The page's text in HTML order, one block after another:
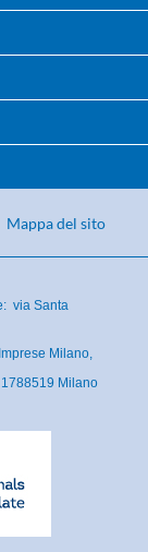
Mappa del sito
via Santa
Milano,
Milano